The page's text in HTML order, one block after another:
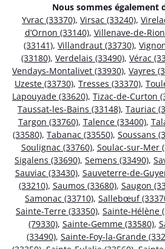
Nous sommes également
Yvrac (33370), Virsac (33240),
d’Ornon (33140), Villenave-de-
(33141), Villandraut (33730),
(33180), Verdelais (33490), Vérac
Vendays-Montalivet (33930), Vayres
Uzeste (33730), Tresses (33370),
Lapouyade (33620), Tizac-de-Curton
Taussat-les-Bains (33148), Tauriac
Targon (33760), Talence (33400),
(33580), Tabanac (33550), Soussans
Soulignac (33760), Soulac-sur-Mer
Sigalens (33690), Semens (33490),
Sauviac (33430), Sauveterre-de-
(33210), Saumos (33680), Saugon
Samonac (33710), Sallebœuf
Sainte-Terre (33350), Sainte-Hélène
(79330), Sainte-Gemme (33580),
(33490), Sainte-Foy-la-Grande